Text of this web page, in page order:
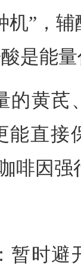
机”，
是能
的黄芪
能直接
啡因
暂时避